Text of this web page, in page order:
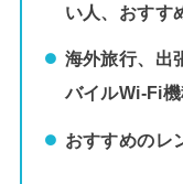
い人、おすす
海外旅行、出
バイルWi-Fi
おすすめのレ